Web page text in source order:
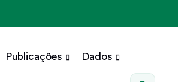
Publicações Dados